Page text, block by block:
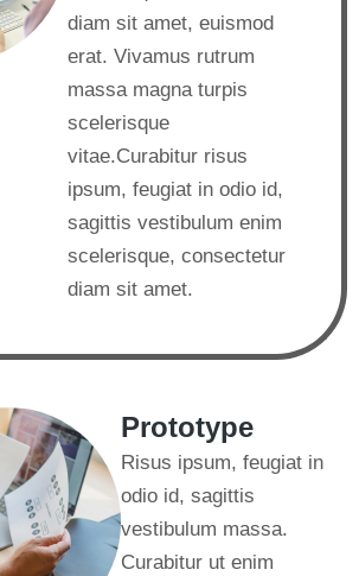
diam sit amet, euismod
erat. Vivamus rutrum
massa magna turpis
scelerisque
vitae.Curabitur risus
ipsum, feugiat in odio id,
sagittis vestibulum enim
scelerisque, consectetur
diam sit amet.
Prototype
Risus ipsum, feugiat in
odio id, sagittis
vestibulum massa.
Curabitur ut enim